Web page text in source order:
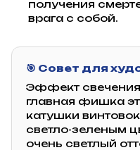
получения
врага с собой.
🎯 Совет для
Эффект
главная фишка
катушки
светло-зеленым
очень светлый